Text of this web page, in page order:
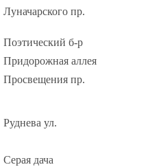
Луначарского пр.
Поэтический б-р
Придорожная аллея
Просвещения пр.
Руднева ул.
Серая дача